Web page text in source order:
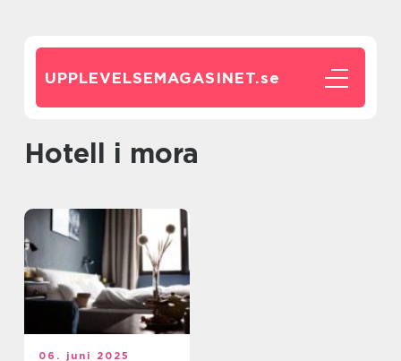
UPPLEVELSEMAGASINET.se
hotell i mora
06. juni 2025